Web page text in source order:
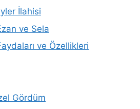
İlahisi
ve Sela
ve Özellikleri
Gördüm